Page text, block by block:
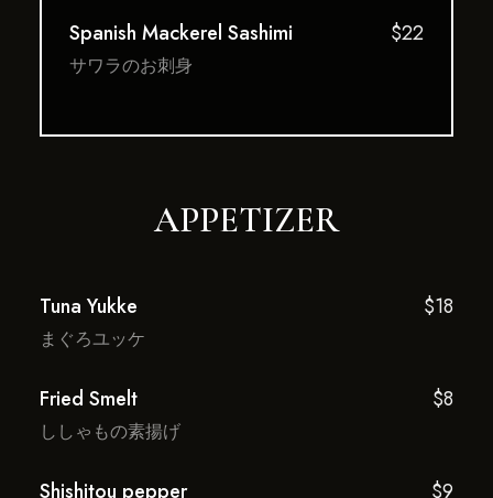
Spanish Mackerel Sashimi $22
サワラのお刺身
APPETIZER
Tuna Yukke $18
まぐろユッケ
Fried Smelt $8
ししゃもの素揚げ
Shishitou pepper $9